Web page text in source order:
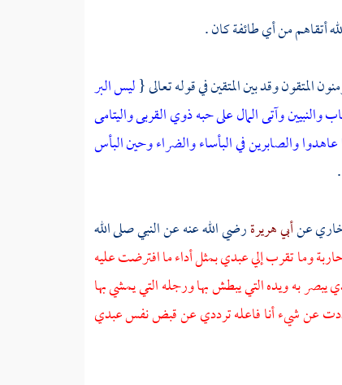
أتقاهم من أي طائفة كان .
المتقون وقد بين المتقين في قوله تعالى {ليس البر
وآتى المال على حبه ذوي القربى واليتامى
والصابرين في البأساء والضراء وحين البأس
عنأبي هريرةرضي الله عنه عن النبي صلى الله
وما تقرب إلي عبدي بمثل أداء ما افترضت عليه
به ويده التي يبطش بها ورجله التي يمشي بها
عن شيء أنا فاعله ترددي عن قبض نفس عبدي